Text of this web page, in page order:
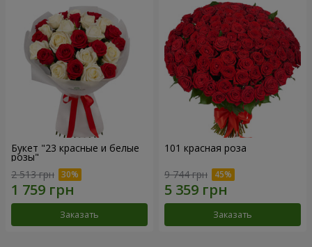
Букет "23 красные и белые
розы"
2 513 грн
Заказать
101 красная роза
9 744 грн
Заказать